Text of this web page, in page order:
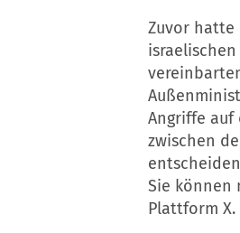
Zuvor hatte
Angriffe auf
zwischen
Sie können
Plattform X.